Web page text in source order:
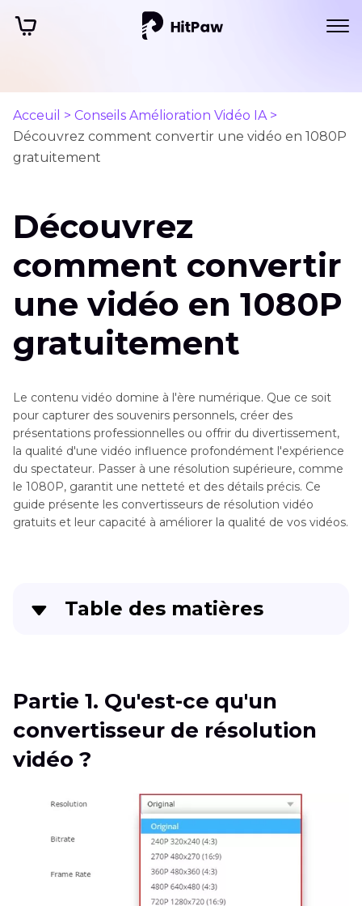
Acceuil > Conseils Amélioration Vidéo IA >
Découvrez comment convertir une vidéo en 1080P
gratuitement
Découvrez
comment convertir
une vidéo en 1080P
gratuitement
Le contenu vidéo domine à l'ère numérique. Que ce soit
pour capturer des souvenirs personnels, créer des
présentations professionnelles ou offrir du divertissement,
la qualité d'une vidéo influence profondément l'expérience
du spectateur. Passer à une résolution supérieure, comme
le 1080P, garantit une netteté et des détails précis. Ce
guide présente les convertisseurs de résolution vidéo
gratuits et leur capacité à améliorer la qualité de vos vidéos.
Table des matières
Partie 2. Meilleurs convertisseurs gratuits de
résolution vidéo
Partie 3
. FAQ sur les convertisseurs gratuits de
Partie 1. Qu'est-ce qu'un
convertisseur de résolution
vidéo ?